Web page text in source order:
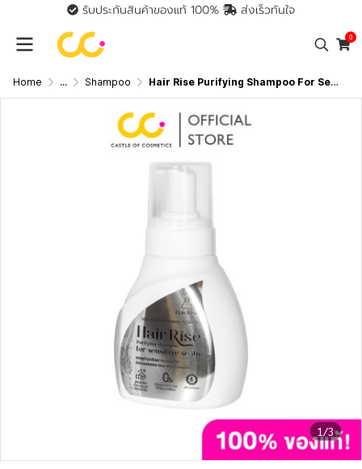
รับประกันสินค้าของแท้ 100% ส่งเร็วทันใจ
0
Home ... Shampoo Hair Rise Purifying Shampoo For Sensitive Scalp (350ml) แฮร์ไรส์ แชมพูบำรุงเส้นผม และหนังศีรษะ
1/3